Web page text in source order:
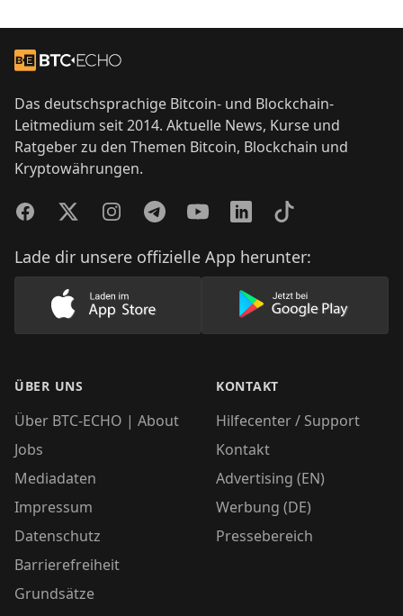
Zur Startseite
Das deutschsprachige Bitcoin- und Blockchain-
Leitmedium seit 2014. Aktuelle News, Kurse und
Ratgeber zu den Themen Bitcoin, Blockchain und
Kryptowährungen.
FacebookTwitterInstagramTelegramYouTubeLinkedInTikTok
Lade dir unsere offizielle App herunter:
Lade unsere App im AppStore herunter
Lade unsere
ÜBER UNS
Über BTC-ECHO | About
Jobs
Mediadaten
Impressum
Datenschutz
Barrierefreiheit
Grundsätze
KONTAKT
Hilfecenter / Support
Kontakt
Advertising (EN)
Werbung (DE)
Pressebereich